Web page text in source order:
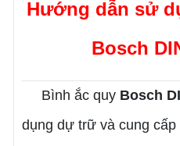
Hướng dẫn sử
Bosch
Bình ắc quy Bosch
dụng dự trữ và cung